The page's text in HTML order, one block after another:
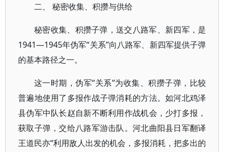
二、 秘密收集、积攒与供给
秘密收集、积攒子弹，送交八路军、新四军，是
1941—1945年伪军“关系”向八路军、新四军提供子弹
的基本路径之一。
这一时期，伪军“关系”为收集、积攒子弹，比较
普遍地使用了多报作战子弹消耗的方法。如河北鸡泽
县伪军中队长赵自新不断利用作战机会，少打多报，
获取子弹，交给八路军游击队。河北曲阳县日军翻译
王道民亦“利用敌人出发的机会，多报消耗，把多出的